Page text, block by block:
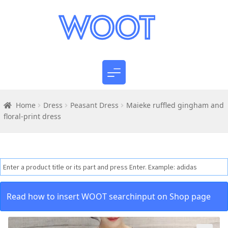
Home Dress Peasant Dress
Maieke ruffled gingham and
floral-print dress
Read how to insert WOOT searchinput on Shop page